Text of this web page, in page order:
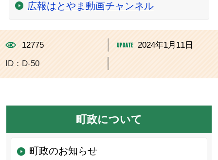
広報はとやま動画チャンネル
12775 2024年1月11日
ID：D-50
町政について
町政のお知らせ